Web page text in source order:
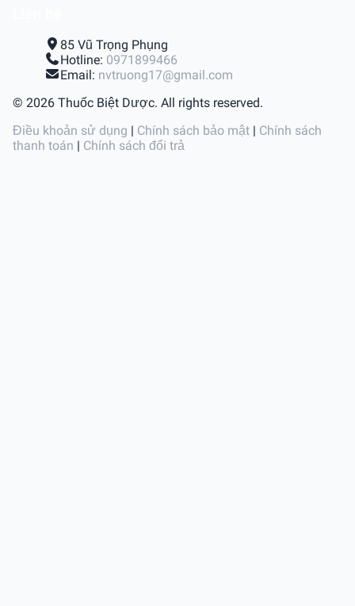
85 Vũ Trọng Phụng
Hotline: 0971899466
Email: nvtruong17@gmail.com
© 2026 Thuốc Biệt Dược. All rights reserved.
Điều khoản sử dụng | Chính sách bảo mật | Chính sách
thanh toán | Chính sách đổi trả